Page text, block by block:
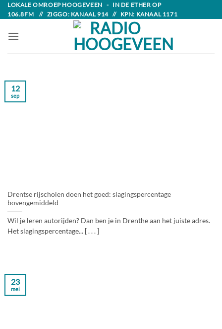
Skip
to
content
LOKALE OMROEP HOOGEVEEN - IN DE ETHER OP
106.8FM // ZIGGO: KANAAL 914 // KPN: KANAAL 1171
Drentse rijscholen doen het goed: slagingspercentage
bovengemiddeld
Wil je leren autorijden? Dan ben je in Drenthe aan het juiste adres.
Het slagingspercentage... [ . . . ]
12
sep
23
mei